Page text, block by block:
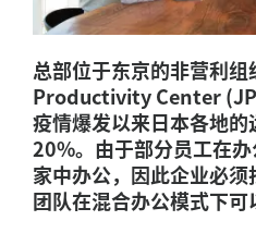
字
化
转
型
总部位于东京的非营利
Productivity Center
疫情爆发以来日本各地
20%。由于部分员工在
家中办公，因此企业必
团队在混合办公模式下可